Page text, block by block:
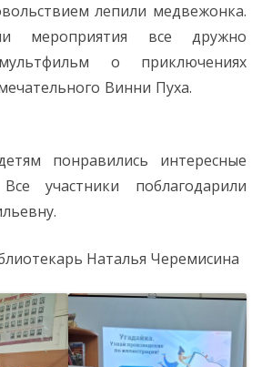
лепили медвежонка.
мероприятия все дружно
о приключениях
Винни Пуха.
понравились интересные
участники поблагодарили
Наталья Черемисина